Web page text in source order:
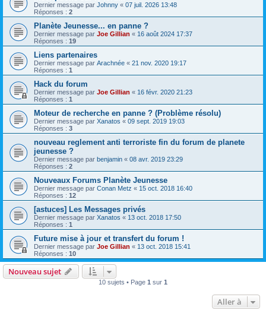
Dernier message par Johnny « 07 juil. 2026 13:48
Réponses : 2
Planète Jeunesse... en panne ?
Dernier message par Joe Gillian « 16 août 2024 17:37
Réponses : 19
Liens partenaires
Dernier message par Arachnée « 21 nov. 2020 19:17
Réponses : 1
Hack du forum
Dernier message par Joe Gillian « 16 févr. 2020 21:23
Réponses : 1
Moteur de recherche en panne ? (Problème résolu)
Dernier message par Xanatos « 09 sept. 2019 19:03
Réponses : 3
nouveau reglement anti terroriste fin du forum de planete
jeunesse ?
Dernier message par benjamin « 08 avr. 2019 23:29
Réponses : 2
Nouveaux Forums Planète Jeunesse
Dernier message par Conan Metz « 15 oct. 2018 16:40
Réponses : 12
[astuces] Les Messages privés
Dernier message par Xanatos « 13 oct. 2018 17:50
Réponses : 1
Future mise à jour et transfert du forum !
Dernier message par Joe Gillian « 13 oct. 2018 15:41
Réponses : 10
Nouveau sujet
10 sujets • Page 1 sur 1
Aller à